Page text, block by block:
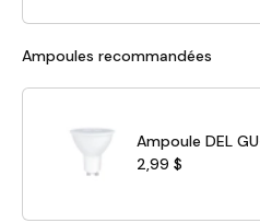
Ampoules recommandées
Ampoule DEL
2,99 $